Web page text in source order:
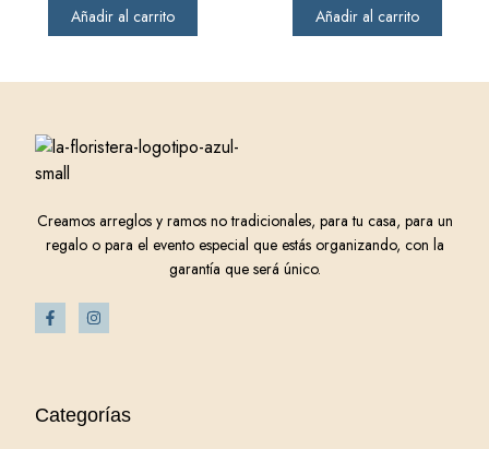
Añadir al carrito Añadir al carrito
Creamos arreglos y ramos no tradicionales, para tu casa, para un
regalo o para el evento especial que estás organizando, con la
garantía que será único.
Categorías